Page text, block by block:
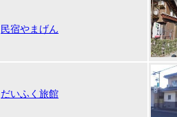
民宿やまげん
だいふく旅館